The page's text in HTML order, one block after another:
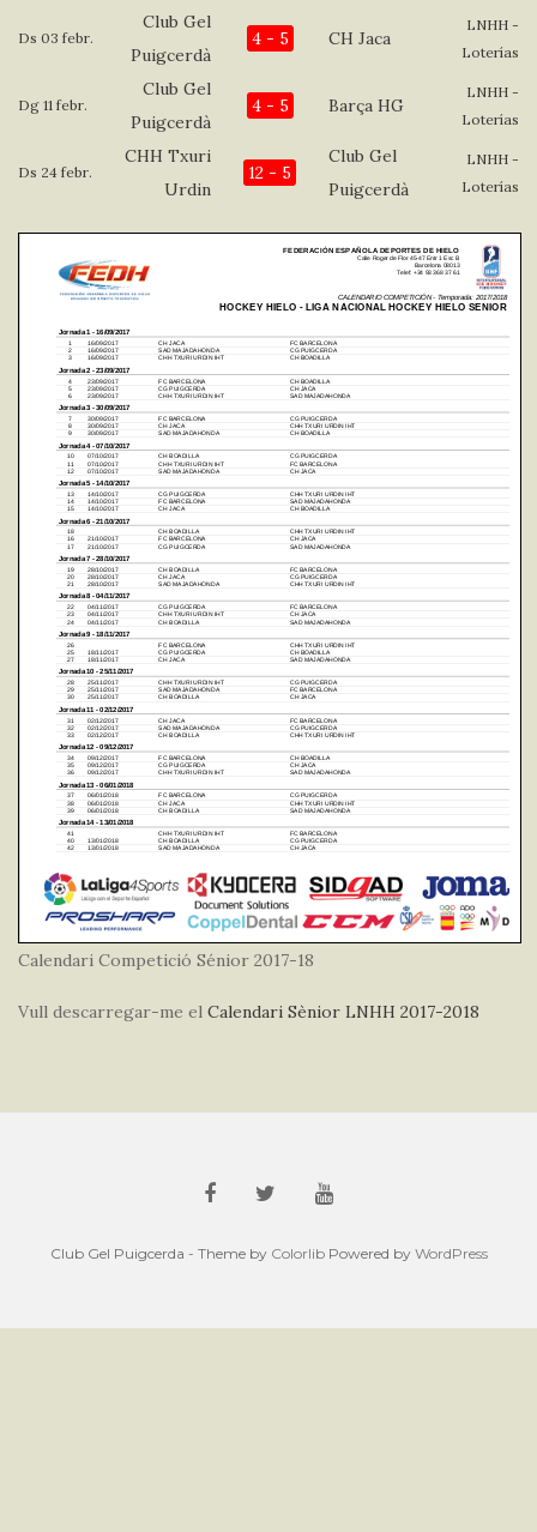
Ds 03 febr.
Club Gel
Puigcerdà
4 - 5 CH Jaca
LNHH -
Loterías
Dg 11 febr.
Club Gel
Puigcerdà
4 - 5 Barça HG
LNHH -
Loterías
Ds 24 febr.
CHH Txuri
Urdin
12 - 5
Club Gel
Puigcerdà
LNHH -
Loterías
Calendari Competició Sénior 2017-18
Vull descarregar-me el Calendari Sènior LNHH 2017-2018
Club Gel Puigcerda - Theme by ColorlibPowered by WordPress